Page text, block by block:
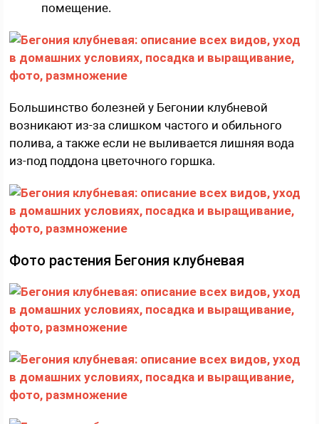
помещение.
Большинство болезней у Бегонии клубневой
возникают из-за слишком частого и обильного
полива, а также если не выливается лишняя вода
из-под поддона цветочного горшка.
Фото растения Бегония клубневая